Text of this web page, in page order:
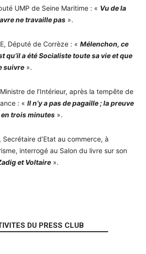
UMP de Seine Maritime : « Vu de la
ne travaille pas ».
Député de Corrèze : « Mélenchon, ce
qu’il a été Socialiste toute sa vie et que
suivre ».
de l’Intérieur, après la tempête de
: « Il n’y a pas de pagaille ; la preuve
en trois minutes ».
Secrétaire d’Etat au commerce, à
interrogé au Salon du livre sur son
et Voltaire ».
DU PRESS CLUB